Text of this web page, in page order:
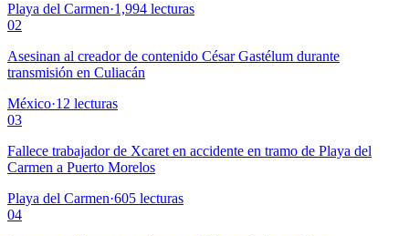
Playa del Carmen·1,994 lecturas
02
Asesinan al creador de contenido César Gastélum durante
transmisión en Culiacán
México·12 lecturas
03
Fallece trabajador de Xcaret en accidente en tramo de Playa del
Carmen a Puerto Morelos
Playa del Carmen·605 lecturas
04